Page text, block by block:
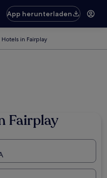
App herunterladen
in Fairplay
Fairplay